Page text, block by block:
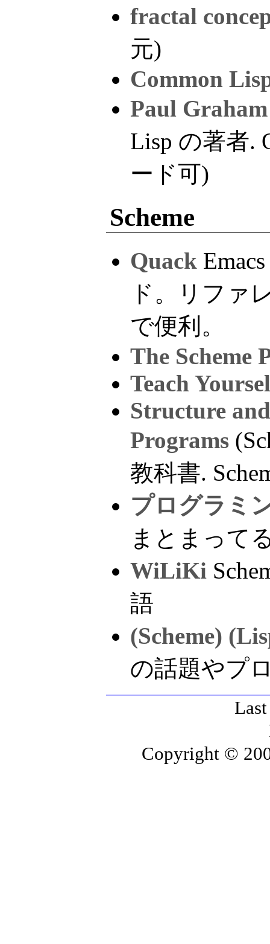
fractal
元)
Common
Paul Graham
Lisp の著者.
ード可)
Scheme
Quack
ド。リファ
で便利。
The Scheme
Teach
Structure
Programs
教科書.
プログラミ
まとまって
WiLiKi
語
(Scheme)
の話題やプ
Copyright ©